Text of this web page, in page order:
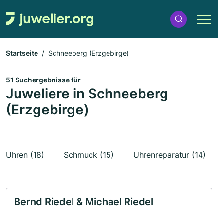
Startseite Schneeberg (Erzgebirge)
51 Suchergebnisse für
Juweliere in Schneeberg
(Erzgebirge)
Uhren (18) Schmuck (15) Uhrenreparatur (14)
Bernd Riedel & Michael Riedel